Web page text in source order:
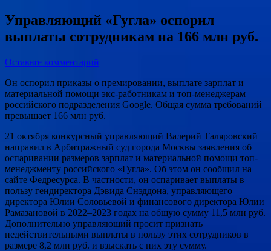
Управляющий «Гугла» оспорил
выплаты сотрудникам на 166 млн руб.
Оставьте комментарий
Он оспорил приказы о премировании, выплате зарплат и
материальной помощи экс-работникам и топ-менеджерам
российского подразделения Google. Общая сумма требований
превышает 166 млн руб.
21 октября конкурсный управляющий Валерий Таляровский
направил в Арбитражный суд города Москвы заявления об
оспаривании размеров зарплат и материальной помощи топ-
менеджменту российского «Гугла». Об этом он сообщил на
сайте Федресурса. В частности, он оспаривает выплаты в
пользу гендиректора Дэвида Снэддона, управляющего
директора Юлии Соловьевой и финансового директора Юлии
Рамазановой в 2022–2023 годах на общую сумму 11,5 млн руб.
Дополнительно управляющий просит признать
недействительными выплаты в пользу этих сотрудников в
размере 8,2 млн руб. и взыскать с них эту сумму.